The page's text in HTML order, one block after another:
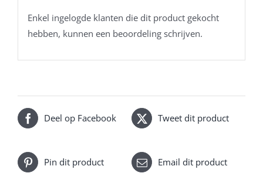
Enkel ingelogde klanten die dit product gekocht
hebben, kunnen een beoordeling schrijven.
Deel op Facebook Tweet dit product
Pin dit product Email dit product